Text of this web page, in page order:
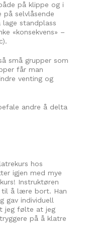
på klippe og i
selvlåsende
standplass
«konsekvens» –
små grupper som
får man
venting og
andre å delta
hos
igjen med mye
Instruktøren
til å lære bort. Han
gav individuell
jeg følte at jeg
på å klatre